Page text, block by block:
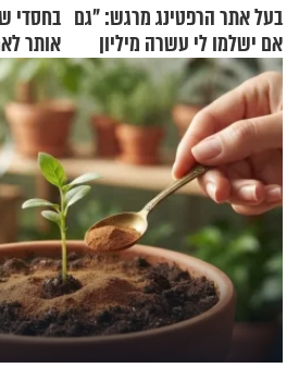
בעל אתר הרפטינג מרגש: "גם
אם ישלמו לי עשרה מיליון
שקלים - לא אפתח בשבת"
אותר